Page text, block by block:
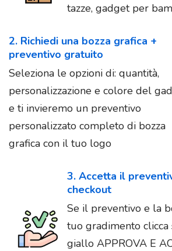
tazze, gadget per
2. Richiedi una bozza grafica +
preventivo gratuito
Seleziona le opzioni di: quantità,
personalizzazione e colore del
e ti invieremo un preventivo
personalizzato completo di bozza
grafica con il tuo logo
3. Accetta il
checkout
Se il preventivo e la
tuo gradimento
giallo APPROVA E